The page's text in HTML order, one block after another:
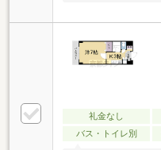
礼金なし
バス・トイレ別